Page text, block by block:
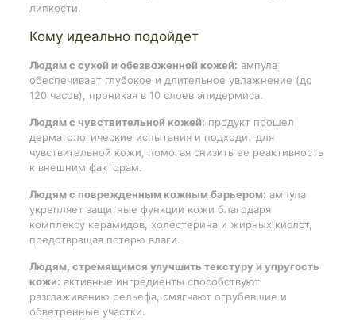
липкости.
Кому идеально подойдет
Людям с сухой и обезвоженной кожей: ампула
обеспечивает глубокое и длительное увлажнение (до
120 часов), проникая в 10 слоев эпидермиса.
Людям с чувствительной кожей: продукт прошел
дерматологические испытания и подходит для
чувствительной кожи, помогая снизить ее реактивность
к внешним факторам.
Людям с поврежденным кожным барьером: ампула
укрепляет защитные функции кожи благодаря
комплексу керамидов, холестерина и жирных кислот,
предотвращая потерю влаги.
Людям, стремящимся улучшить текстуру и упругость
кожи: активные ингредиенты способствуют
разглаживанию рельефа, смягчают огрубевшие и
обветренные участки.